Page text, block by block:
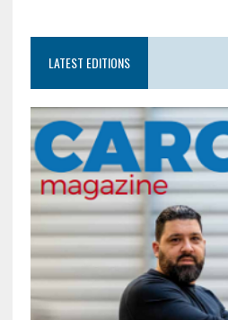
LATEST EDITIONS